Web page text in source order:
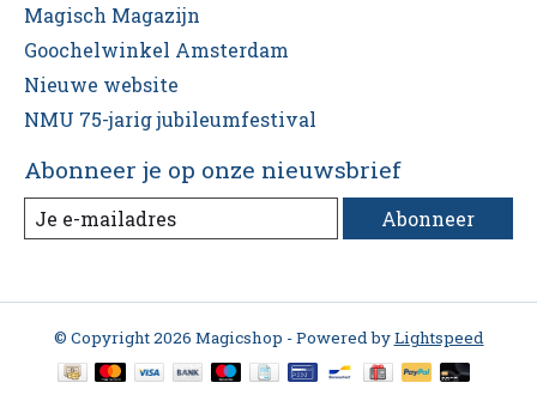
Magisch Magazijn
Goochelwinkel Amsterdam
Nieuwe website
NMU 75-jarig jubileumfestival
Abonneer je op onze nieuwsbrief
Abonneer
© Copyright 2026 Magicshop - Powered byLightspeed